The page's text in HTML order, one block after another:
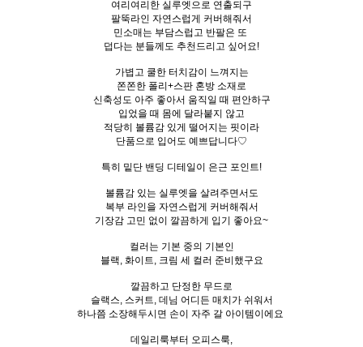
여리여리한 실루엣으로 연출되구
팔뚝라인 자연스럽게 커버해줘서
민소매는 부담스럽고 반팔은 또
덥다는 분들께도 추천드리고 싶어요!
가볍고 쿨한 터치감이 느껴지는
쫀쫀한 폴리+스판 혼방 소재로
신축성도 아주 좋아서 움직일 때 편안하구
입었을 때 몸에 달라붙지 않고
적당히 볼륨감 있게 떨어지는 핏이라
단품으로 입어도 예쁘답니다♡
특히 밑단 밴딩 디테일이 은근 포인트!
볼륨감 있는 실루엣을 살려주면서도
복부 라인을 자연스럽게 커버해줘서
기장감 고민 없이 깔끔하게 입기 좋아요~
컬러는 기본 중의 기본인
블랙, 화이트, 크림 세 컬러 준비했구요
깔끔하고 단정한 무드로
슬랙스, 스커트, 데님 어디든 매치가 쉬워서
하나쯤 소장해두시면 손이 자주 갈 아이템이에요
데일리룩부터 오피스룩,